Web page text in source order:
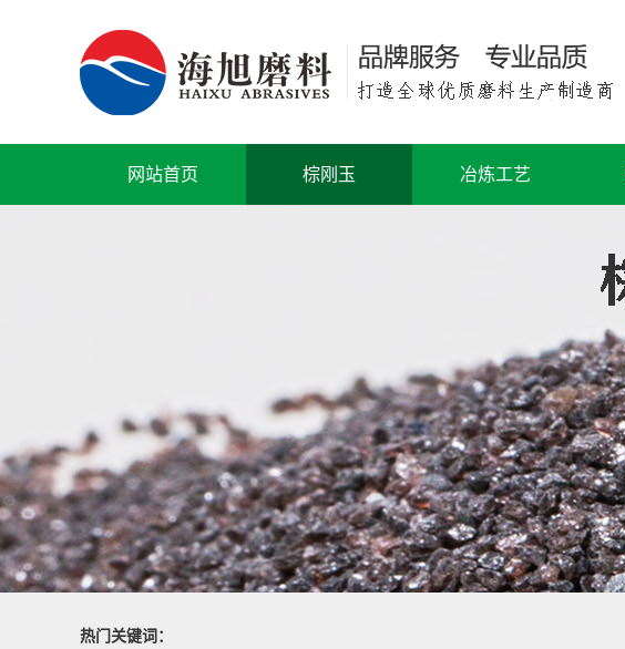
网站首页 棕刚玉 冶炼工艺
热门关键词：